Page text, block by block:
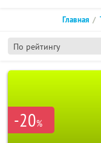
По рейтингу
Главная
-20%